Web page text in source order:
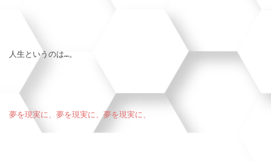
人生というのは…。
夢を現実に、夢を現実に、夢を現実に、